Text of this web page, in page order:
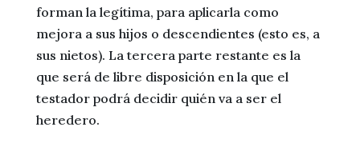
forman la legítima, para aplicarla como
mejora a sus hijos o descendientes (esto es, a
sus nietos). La tercera parte restante es la
que será de libre disposición en la que el
testador podrá decidir quién va a ser el
heredero.